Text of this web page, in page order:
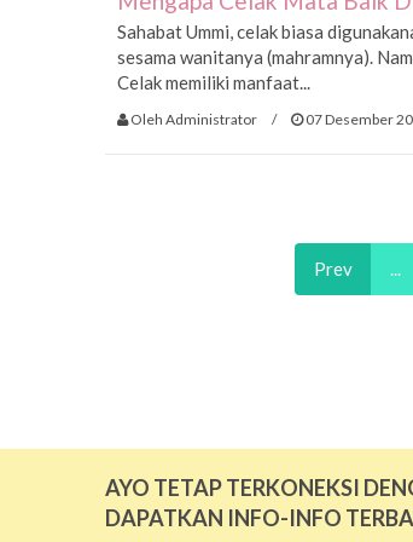
Sahabat Ummi, celak biasa
sesama wanitanya (mahramnya).
Celak memiliki manfaat...
Oleh Administrator / 07 Desember
Prev ...
AYO TETAP TERKONEKSI
DAPATKAN INFO-INFO